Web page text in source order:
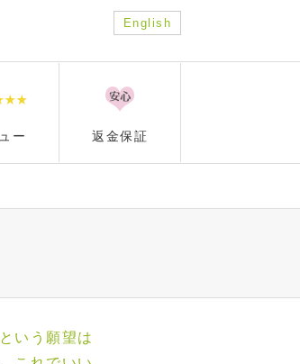
English
ー 返金保証
いう願望は